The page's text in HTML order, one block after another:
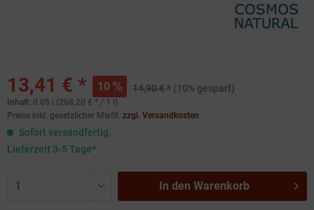
13,41 € * 10 14,90 € * (10% gespart)
Inhalt: 0.05 l (268,20 € * / 1 l)
Preise inkl. gesetzlicher MwSt. zzgl. Versandkosten
Sofort versandfertig,
Lieferzeit 3-5 Tage*
In den Warenkorb